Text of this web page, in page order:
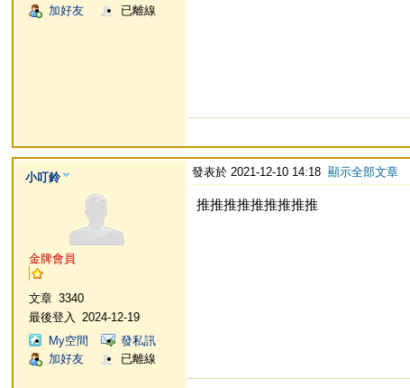
加好友
已離線
小叮鈴
金牌會員
文章 3340
最後登入
2024-12-19
My空間
發私訊
加好友
已離線
發表於 2021-12-10 14:18顯示全部文章
推推推推推推推推推